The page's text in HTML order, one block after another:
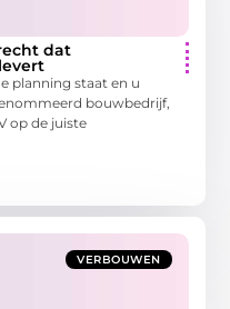
dat
planning staat en u
bouwbedrijf,
op de juiste
VERBOUWEN